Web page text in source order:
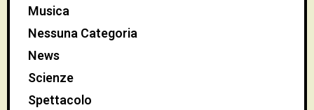
Musica
Nessuna Categoria
News
Scienze
Spettacolo